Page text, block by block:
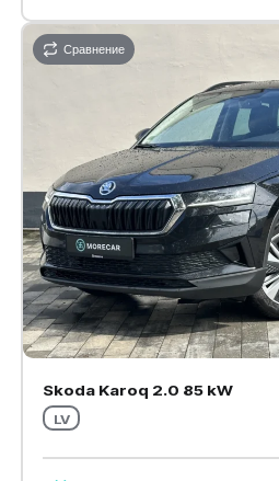
Сравнение
Skoda Karoq 2.0 85 kW
LV